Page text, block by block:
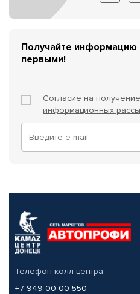
Получайте информацию
первыми!
Согласие на получение
информационных
Телефон колл-центра
+7 949 00-00-550